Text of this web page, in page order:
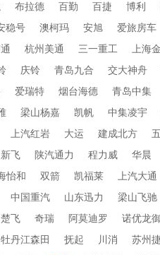
布拉德 百勤 百捷 博利
稳号 澳柯玛 安旭 爱旅房车
杭州美通 三一重工 上海
庆铃 青岛九合 交大神舟
爱瑞特 烟台海德 青岛中集
梁山杨嘉 凯帆 中集凌宇
上汽红岩 大运 建成北方
新飞 陕汽通力 程力威 华晨
怡和 双箭 凯福莱 上汽大通
中国重汽 山东迅力 梁山飞驰
楚飞 奇瑞 阿莫迪罗 诺优龙御
牡丹江森田 抚起 川消 苏州